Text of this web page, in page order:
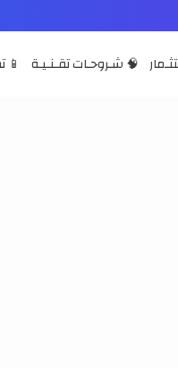
🧠 شـروحـات تقـنـيـة 📱